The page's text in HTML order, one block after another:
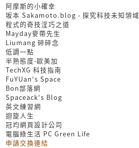
阿摩斯的小確幸
坂本 Sakamoto.blog - 探究科技未知領域
程式的奇技淫巧之道
Mayday麥帶先生
Liumang 碎碎念
低調一點
半熟態度-歐美加
TechXG 科技指南
FuYUan's Space
Bon部落網
Spaceack's Blog
英文練習網
迴旋人生
冠均網頁設計公司
電腦綠生活 PC Green Life
申請交換連結